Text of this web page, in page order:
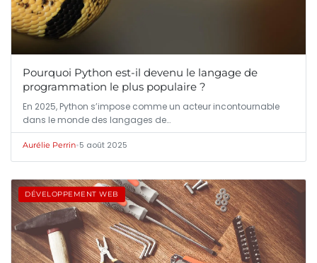
Pourquoi Python est-il devenu le langage de
programmation le plus populaire ?
En 2025, Python s’impose comme un acteur incontournable
dans le monde des langages de…
Aurélie Perrin•5 août 2025
DÉVELOPPEMENT WEB